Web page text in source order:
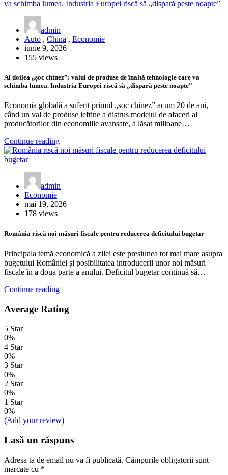
admin
Auto , China , Economie
iunie 9, 2026
155 views
Al doilea „șoc chinez”: valul de produse de înaltă tehnologie care va
schimba lumea. Industria Europei riscă să „dispară peste noapte”
Economia globală a suferit primul „șoc chinez” acum 20 de ani,
când un val de produse ieftine a distrus modelul de afaceri al
producătorilor din economiile avansate, a lăsat milioane…
Continue reading
admin
Economie
mai 19, 2026
178 views
România riscă noi măsuri fiscale pentru reducerea deficitului bugetar
Principala temă economică a zilei este presiunea tot mai mare asupra
bugetului României și posibilitatea introducerii unor noi măsuri
fiscale în a doua parte a anului. Deficitul bugetar continuă să…
Continue reading
Average Rating
5 Star
0%
4 Star
0%
3 Star
0%
2 Star
0%
1 Star
0%
(Add your review)
Lasă un răspuns
Adresa ta de email nu va fi publicată. Câmpurile obligatorii sunt
marcate cu *